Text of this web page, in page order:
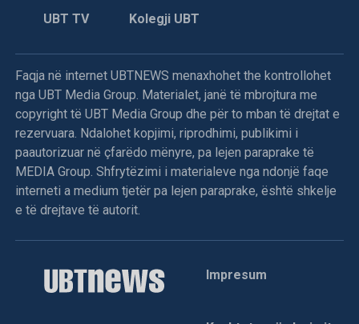
UBT TV Kolegji UBT
Faqja në internet UBTNEWS menaxhohet the kontrollohet
nga UBT Media Group. Materialet, janë të mbrojtura me
copyright të UBT Media Group dhe për to mban të drejtat e
rezervuara. Ndalohet kopjimi, riprodhimi, publikimi i
paautorizuar në çfarëdo mënyre, pa lejen paraprake të
MEDIA Group. Shfrytëzimi i materialeve nga ndonjë faqe
interneti a medium tjetër pa lejen paraprake, është shkelje
e të drejtave të autorit.
Impresum